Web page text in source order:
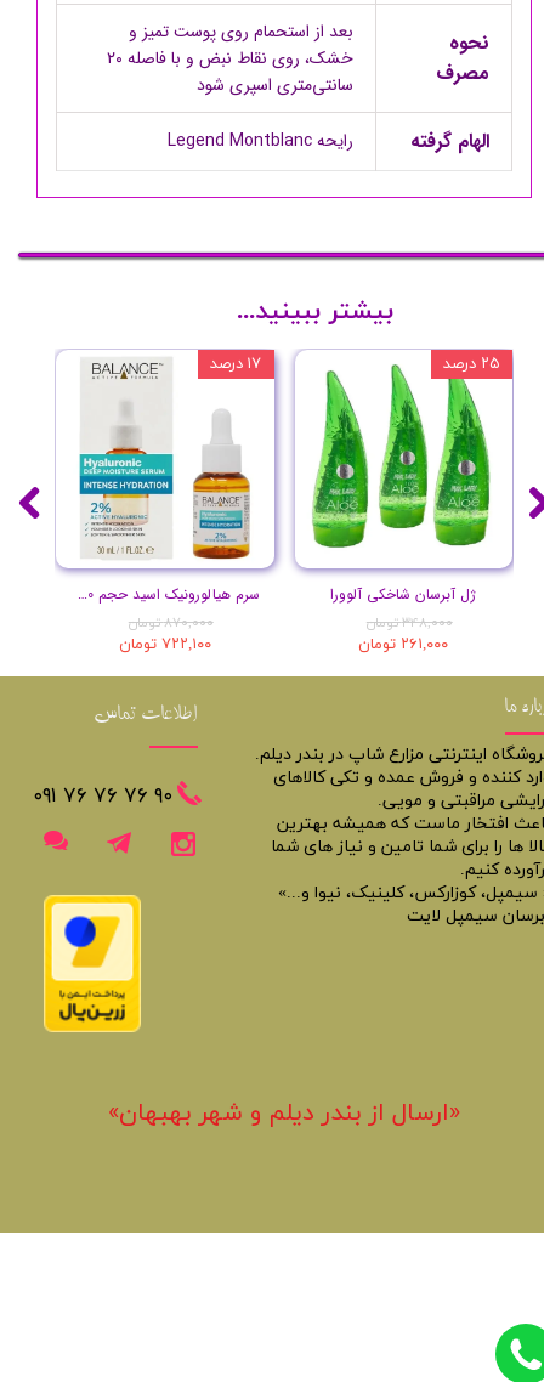
نحوه
مصرف
بعد از استحمام روی پوست تمیز و
خشک، روی نقاط نبض و با فاصله ۲۰
سانتی‌متری اسپری شود
الهام گرفته رایحه Legend Montblanc
سرم هیالورونیک اسید حجم 30 میلی لیتر
۸۷۰,۰۰۰ تومان
۷۲۲,۱۰۰ تومان
۱۷ درصد
ژل آبرسان شاخکی آلوورا
۳۴۸,۰۰۰ تومان
۲۶۱,۰۰۰ تومان
۲۵ درصد
بیشتر ببینید...
ما
اینترنتی مزارع شاپ در بندر دیلم.
کننده و فروش عمده و تکی کالاهای
مراقبتی و مویی.
افتخار ماست که همیشه بهترین
ها را برای شما تامین و نیاز های شما
کنیم.
سیمپل، کوزارکس، کلینیک، نیوا و...»
سیمپل لایت
اطلاعات تماس
​​٩٠ ٧۶ ٧۶ ٧۶ ٠٩١
«​ارسال از بندر دیلم و شهر بهبهان»